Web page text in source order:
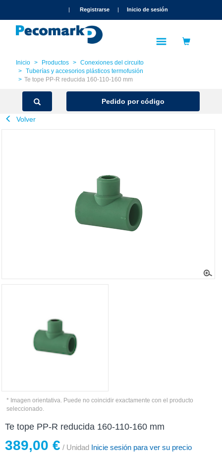
| Registrarse | Inicio de sesión
Inicio Productos
Conexiones del circuito
Tuberías y accesorios plásticos termofusión
Te tope PP-R reducida 160-110-160 mm
Pedido por código
Volver
* Imagen orientativa. Puede no coincidir exactamente con el producto
seleccionado.
Te tope PP-R reducida 160-110-160 mm
389,00 € / Unidad Inicie sesión para ver su precio